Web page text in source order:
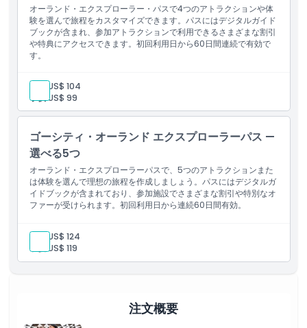
オーランド・エクスプローラー・パスで4つのアトラクションや体
験を選んで旅程をカスタマイズできます。パスにはデジタルガイド
ブックが含まれ、参加アトラクションで利用できるさまざまな割引
や特典にアクセスできます。初回利用日から60日間連続で有効で
す。
大人: US$ 104
子供:US$ 99
ゴーシティ・オーランド エクスプローラーパス —
選べる5つ
オーランド・エクスプローラーパスで、5つのアトラクションまた
は体験を選んで理想の旅程を作成しましょう。パスにはデジタルガ
イドブックが含まれており、参加施設でさまざまな割引や特別なオ
ファーが受けられます。初回利用日から連続60日間有効。
大人: US$ 124
子供: US$ 119
注文概要